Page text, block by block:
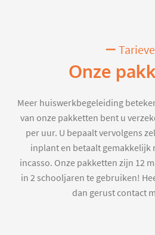
Onze
Meer huiswerkbegeleiding
van onze pakketten bent u
per uur. U bepaalt vervolgens
inplant en betaalt gemakkelijk
incasso. Onze pakketten zijn 12
in 2 schooljaren te gebruiken!
dan gerust contact